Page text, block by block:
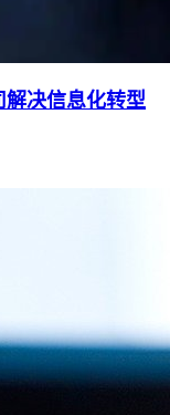
决信息化转型